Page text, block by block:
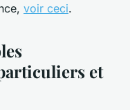
voir ceci.
et